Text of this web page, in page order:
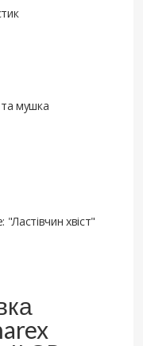
та мушка
"Ластівчин хвіст"